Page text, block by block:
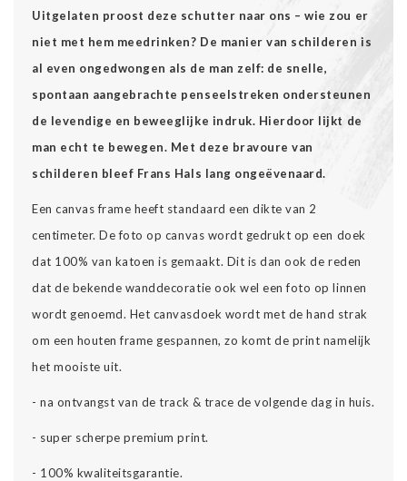
Uitgelaten proost deze schutter naar ons – wie zou er
niet met hem meedrinken? De manier van schilderen is
al even ongedwongen als de man zelf: de snelle,
spontaan aangebrachte penseelstreken ondersteunen
de levendige en beweeglijke indruk. Hierdoor lijkt de
man echt te bewegen. Met deze bravoure van
schilderen bleef Frans Hals lang ongeëvenaard.
Een canvas frame heeft standaard een dikte van 2
centimeter. De foto op canvas wordt gedrukt op een doek
dat 100% van katoen is gemaakt. Dit is dan ook de reden
dat de bekende wanddecoratie ook wel een foto op linnen
wordt genoemd. Het canvasdoek wordt met de hand strak
om een houten frame gespannen, zo komt de print namelijk
het mooiste uit.
- na ontvangst van de track & trace de volgende dag in huis.
- super scherpe premium print.
- 100% kwaliteitsgarantie.